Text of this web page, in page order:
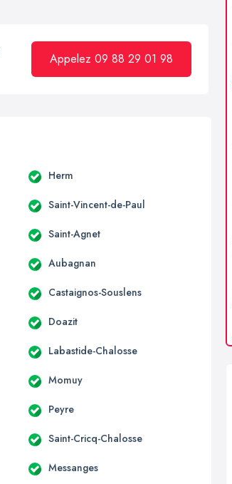
Appelez 09 88 29 01 98
Herm
Saint-Vincent-de-Paul
Saint-Agnet
Aubagnan
Castaignos-Souslens
Doazit
Labastide-Chalosse
Momuy
Peyre
Saint-Cricq-Chalosse
Messanges